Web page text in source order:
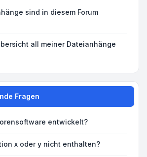
sind in diesem Forum
all meiner Dateianhänge
Fragen
entwickelt?
x oder y nicht enthalten?